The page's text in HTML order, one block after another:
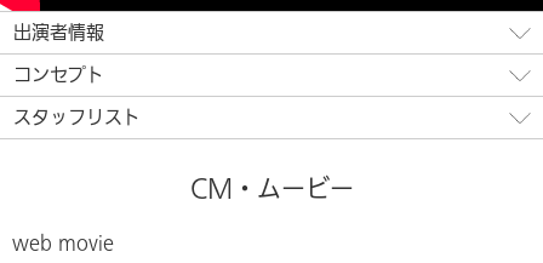
出演者情報
コンセプト
スタッフリスト
CM・ムービー
web movie